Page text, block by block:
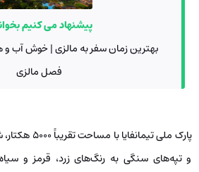
پیشنهاد می کنیم
بهترین زمان سفر به مالزی | خوش آب و
فصل مالزی
پارک ملی
و تپه‌های سنگی به رنگ‌های زرد، قرمز و